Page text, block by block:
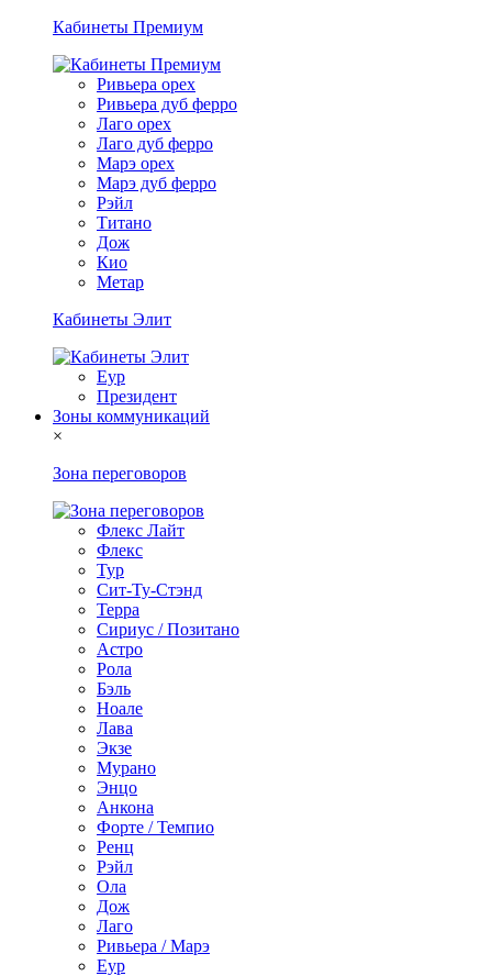
Кабинеты Премиум
Ривьера орех
Ривьера дуб ферро
Лаго орех
Лаго дуб ферро
Марэ орех
Марэ дуб ферро
Рэйл
Титано
Дож
Кио
Метар
Кабинеты Элит
Еур
Президент
Зоны коммуникаций
×
Зона переговоров
Флекс Лайт
Флекс
Тур
Сит-Ту-Стэнд
Терра
Сириус / Позитано
Астро
Рола
Бэль
Ноале
Лава
Экзе
Мурано
Энцо
Анкона
Форте / Темпио
Ренц
Рэйл
Ола
Дож
Лаго
Ривьера / Марэ
Еур